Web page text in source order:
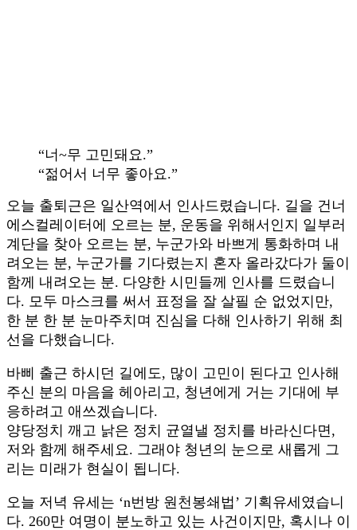
“너~무 고민돼요.”
“젊어서 너무 좋아요.”
오늘 출퇴근은 일산역에서 인사드렸습니다. 길을 건너
에스컬레이터에 오르는 분, 운동을 위해서인지 일부러
계단을 찾아 오르는 분, 누군가와 바쁘게 통화하며 내
려오는 분, 누군가를 기다렸는지 혼자 올라갔다가 둘이
함께 내려오는 분. 다양한 시민들께 인사를 드렸습니
다. 모두 마스크를 써서 표정을 잘 살필 순 없었지만,
한 분 한 분 눈마주치며 진심을 다해 인사하기 위해 최
선을 다했습니다.
바삐 출근 하시던 길에도, 많이 고민이 된다고 인사해
주신 분의 마음을 헤아리고, 청년에게 거는 기대에 부
응하려고 애쓰겠습니다.
양당정치 깨고 낡은 정치 균열낼 정치를 바라신다면,
저와 함께 해주세요. 그래야 청년의 눈으로 새롭게 그
리는 미래가 현실이 됩니다.
오늘 저녁 유세는 ‘n번방 원천봉쇄법’ 기획유세였습니
다. 260만 여명이 분노하고 있는 사건이지만, 혹시나 이